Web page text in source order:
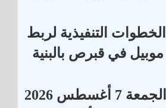
التنفيذية لربط
في قبرص بالبنية
2026